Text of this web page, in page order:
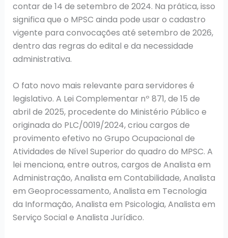
contar de 14 de setembro de 2024. Na prática, isso
significa que o MPSC ainda pode usar o cadastro
vigente para convocações até setembro de 2026,
dentro das regras do edital e da necessidade
administrativa.
O fato novo mais relevante para servidores é
legislativo. A Lei Complementar nº 871, de 15 de
abril de 2025, procedente do Ministério Público e
originada do PLC/0019/2024, criou cargos de
provimento efetivo no Grupo Ocupacional de
Atividades de Nível Superior do quadro do MPSC. A
lei menciona, entre outros, cargos de Analista em
Administração, Analista em Contabilidade, Analista
em Geoprocessamento, Analista em Tecnologia
da Informação, Analista em Psicologia, Analista em
Serviço Social e Analista Jurídico.